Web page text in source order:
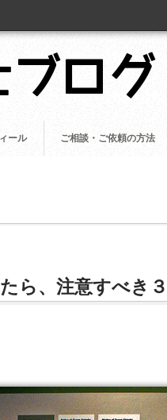
ら、注意すべき
ール ご相談・ご依頼の方法